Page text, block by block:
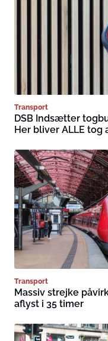
Transport
DSB Indsætter
Her bliver ALLE tog
Transport
Massiv strejke
aflyst i 35 timer